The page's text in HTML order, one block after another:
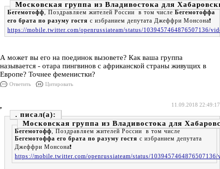
Московская группа из Владивостока для
Бегемотофф, Поздравляем жителей России в том числе Бегемотоффа
его брата по разуму гостя с избранием депутата Джеффри Монсона❗️
https://mobile.twitter.com/openrussiateam/status/1039457464876507136/
А может вы его на поединок вызовете? Как ваша группа
называется - отара пингвинов с африканской страны живущих в
Европе? Точнее феменистки?
Ответить Цитировать
11.09.2018 22:49:17
,
.
Московская группа из Владивостока для
Бегемотофф, Поздравляем жителей России в том числе
Бегемотоффа его брата по разуму гостя с избранием депутата
Джеффри Монсона❗️
https://mobile.twitter.com/openrussiateam/status/1039457464876507136/